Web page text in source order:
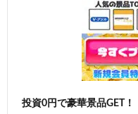
投資0円で豪華景品GET